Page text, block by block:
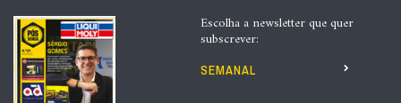
Escolha a newsletter que quer
subscrever:
SEMANAL